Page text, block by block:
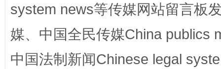
system news等传媒网站留言板
媒、中国全民传媒China publics
中国法制新闻Chinese legal